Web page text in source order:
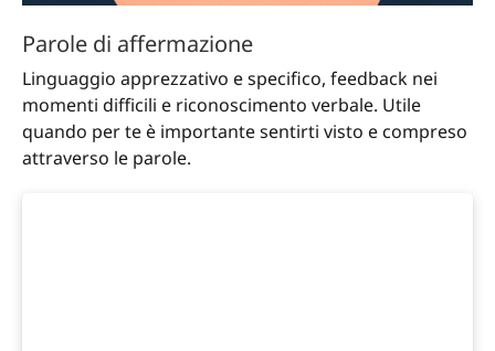
Parole di affermazione
Linguaggio apprezzativo e specifico, feedback nei
momenti difficili e riconoscimento verbale. Utile
quando per te è importante sentirti visto e compreso
attraverso le parole.